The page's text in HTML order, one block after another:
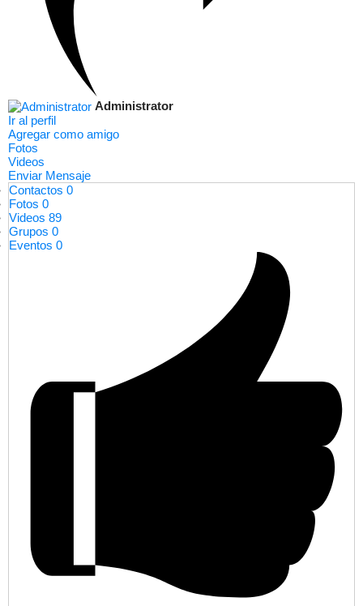
Administrator
Ir al perfil
Agregar como amigo
Fotos
Videos
Enviar Mensaje
Contactos 0
Fotos 0
Videos 89
Grupos 0
Eventos 0